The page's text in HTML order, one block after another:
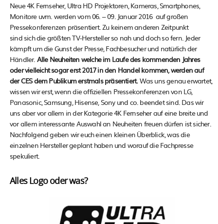
Neue 4K Fernseher, Ultra HD Projektoren, Kameras, Smartphones,
Monitore uvm. werden vom 06. – 09. Januar 2016 auf großen
Pressekonferenzen präsentiert. Zu keinem anderen Zeitpunkt
sind sich die größten TV-Hersteller so nah und doch so fern. Jeder
kämpft um die Gunst der Presse, Fachbesucher und natürlich der
Händler. Alle Neuheiten welche im Laufe des kommenden Jahres
oder vielleicht sogar erst 2017 in den Handel kommen, werden auf
der CES dem Publikum erstmals präsentiert.Was uns genau erwartet,
wissen wir erst, wenn die offiziellen Pressekonferenzen von LG,
Panasonic, Samsung, Hisense, Sony und co. beendet sind. Das wir
uns aber vor allem in der Kategorie 4K Fernseher auf eine breite und
vor allem interessante Auswahl an Neuheiten freuen dürfen ist sicher.
Nachfolgend geben wir euch einen kleinen Überblick, was die
einzelnen Hersteller geplant haben und worauf die Fachpresse
spekuliert.
Alles Logo oder was?